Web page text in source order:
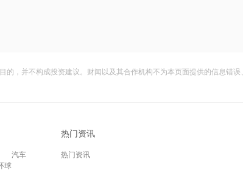
，并不构成投资建议。财闻以及其合作机构不为本页面提供的信息错
汽车
球
热门资讯
热门资讯